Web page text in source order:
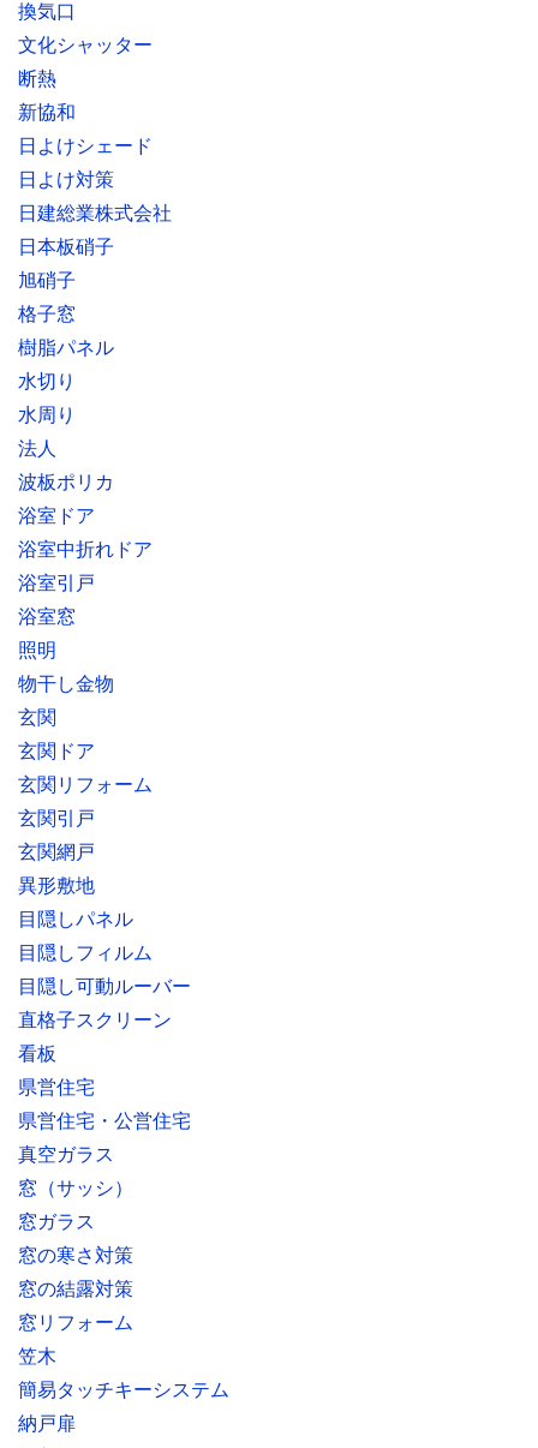
換気口
文化シャッター
断熱
新協和
日よけシェード
日よけ対策
日建総業株式会社
日本板硝子
旭硝子
格子窓
樹脂パネル
水切り
水周り
法人
波板ポリカ
浴室ドア
浴室中折れドア
浴室引戸
浴室窓
照明
物干し金物
玄関
玄関ドア
玄関リフォーム
玄関引戸
玄関網戸
異形敷地
目隠しパネル
目隠しフィルム
目隠し可動ルーバー
直格子スクリーン
看板
県営住宅
県営住宅・公営住宅
真空ガラス
窓（サッシ）
窓ガラス
窓の寒さ対策
窓の結露対策
窓リフォーム
笠木
簡易タッチキーシステム
納戸扉